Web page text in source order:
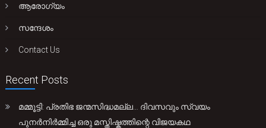
ആരോഗ്യം
സന്ദേശം
Contact Us
Recent Posts
മമ്മൂട്ടി: പ്രതിഭ ജന്മസിദ്ധമല്ല… ദിവസവും സ്വയം
പുനർനിർമ്മിച്ച ഒരു മസ്തിഷ്കത്തിന്റെ വിജയകഥ